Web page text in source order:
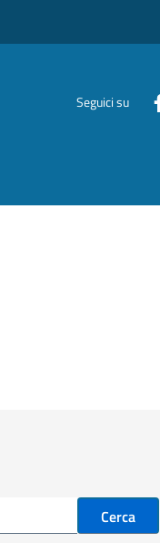
Seguici su
Cerca